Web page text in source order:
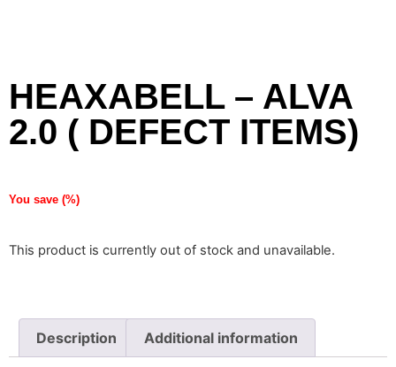
HEAXABELL – ALVA
2.0 ( DEFECT ITEMS)
You save (%)
This product is currently out of stock and unavailable.
Description Additional information